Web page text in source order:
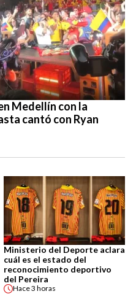
Medellín con la
cantó con Ryan
Ministerio del Deporte aclara
cuál es el estado del
reconocimiento deportivo
del Pereira
Hace3 horas